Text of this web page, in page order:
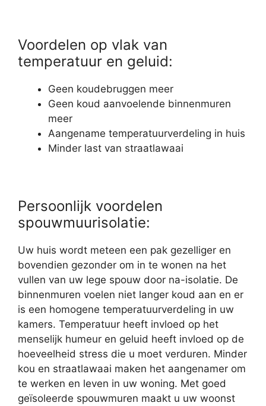
Voordelen op vlak van
temperatuur en geluid:
Geen koudebruggen meer
Geen koud aanvoelende binnenmuren
meer
Aangename temperatuurverdeling in huis
Minder last van straatlawaai
Persoonlijk voordelen
spouwmuurisolatie:
Uw huis wordt meteen een pak gezelliger en
bovendien gezonder om in te wonen na het
vullen van uw lege spouw door na-isolatie. De
binnenmuren voelen niet langer koud aan en er
is een homogene temperatuurverdeling in uw
kamers. Temperatuur heeft invloed op het
menselijk humeur en geluid heeft invloed op de
hoeveelheid stress die u moet verduren. Minder
kou en straatlawaai maken het aangenamer om
te werken en leven in uw woning. Met goed
geïsoleerde spouwmuren maakt u uw woonst